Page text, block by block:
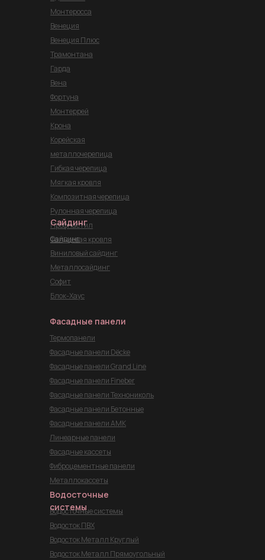
Сайдинг
Монтеросса
Венеция
Венеция Плюс
Трамонтана
Гарда
Вена
Фортуна
Монтеррей
Крона
Корейская
металлочерепица
Гибкая черепица
Мягкая кровля
Композитная черепица
Рулонная черепица
Профнастил
Фальцевая кровля
Сайдинг
Виниловый сайдинг
Металлосайдинг
Софит
Блок-Хаус
Фасадные панели
Термопанели
Фасадные панели Dёcke
Фасадные панели Grand Line
Фасадные панели Fineber
Фасадные панели Технониколь
Фасадные панели Бетонные
Фасадные панели АМК
Линеарные панели
Фасадные кассеты
Фиброцементные панели
Металлокассеты
Водосточные
системы
Водосточные системы
Водосток ПВХ
Водосток Металл Круглый
Водосток Металл Прямоугольный